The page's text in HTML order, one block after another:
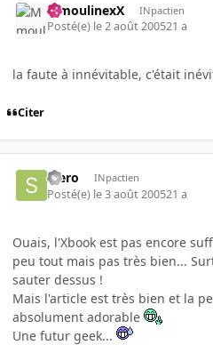
MmoulinexX INpactien
Posté(e) le 2 août 200521 a
la faute à innévitable, c'était
Citer
stero INpactien
Posté(e) le 3 août 200521 a
Ouais, l'Xbook est pas encore
peu tout mais pas très bien...
sauter dessus !
Mais l'article est très bien et la
absolument adorable
Une futur geek...